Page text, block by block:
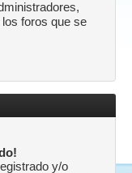
foros que se
y/o